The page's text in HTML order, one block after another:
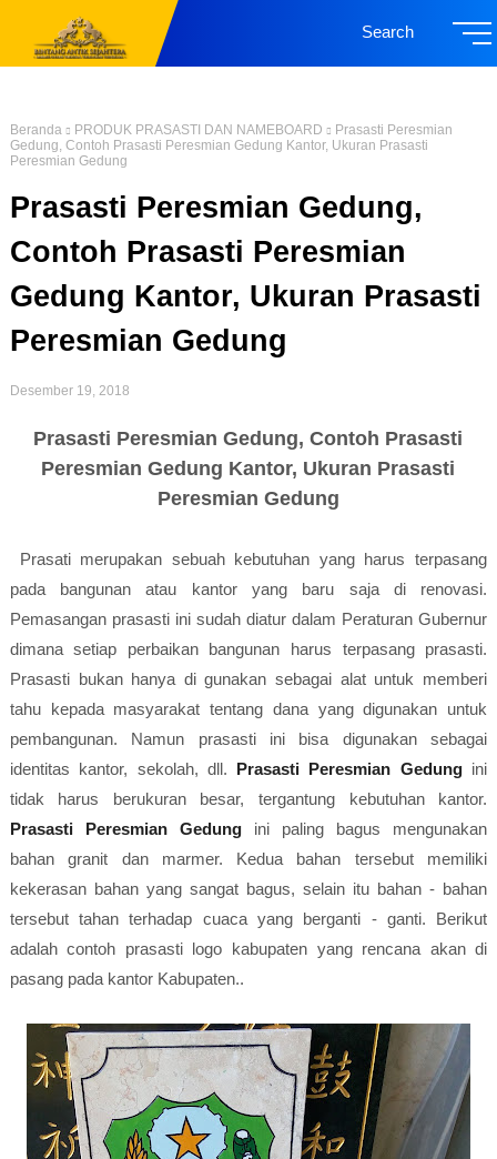
Search
Beranda PRODUK PRASASTI DAN NAMEBOARD
Prasasti Peresmian
Gedung, Contoh Prasasti Peresmian Gedung Kantor, Ukuran Prasasti
Peresmian Gedung
Prasasti Peresmian Gedung,
Contoh Prasasti Peresmian
Gedung Kantor, Ukuran Prasasti
Peresmian Gedung
Desember 19, 2018
Prasasti Peresmian Gedung, Contoh Prasasti
Peresmian Gedung Kantor, Ukuran Prasasti
Peresmian Gedung
Prasati merupakan sebuah kebutuhan yang harus terpasang
pada bangunan atau kantor yang baru saja di renovasi.
Pemasangan prasasti ini sudah diatur dalam Peraturan Gubernur
dimana setiap perbaikan bangunan harus terpasang prasasti.
Prasasti bukan hanya di gunakan sebagai alat untuk memberi
tahu kepada masyarakat tentang dana yang digunakan untuk
pembangunan. Namun prasasti ini bisa digunakan sebagai
identitas kantor, sekolah, dll. Prasasti Peresmian Gedungini
tidak harus berukuran besar, tergantung kebutuhan kantor.
Prasasti Peresmian Gedungini paling bagus mengunakan
bahan granit dan marmer. Kedua bahan tersebut memiliki
kekerasan bahan yang sangat bagus, selain itu bahan - bahan
tersebut tahan terhadap cuaca yang berganti - ganti. Berikut
adalah contoh prasasti logo kabupaten yang rencana akan di
pasang pada kantor Kabupaten..